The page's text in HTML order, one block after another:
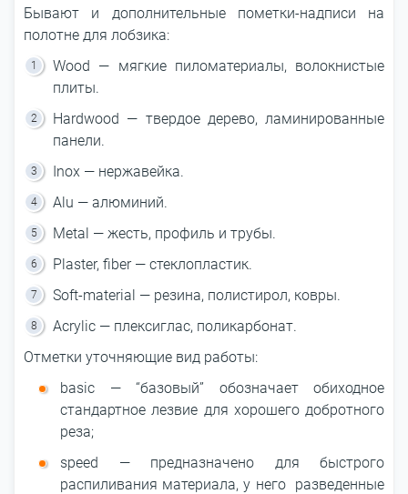
Бывают и дополнительные пометки-надписи на
полотне для лобзика:
Wood — мягкие пиломатериалы, волокнистые
плиты.
Hardwood — твердое дерево, ламинированные
панели.
Inox — нержавейка.
Alu — алюминий.
Metal — жесть, профиль и трубы.
Plaster, fiber — стеклопластик.
Soft-material — резина, полистирол, ковры.
Acrylic — плексиглас, поликарбонат.
Отметки уточняющие вид работы:
basic — “базовый” обозначает обиходное
стандартное лезвие для хорошего добротного
реза;
speed — предназначено для быстрого
распиливания материала, у него разведенные